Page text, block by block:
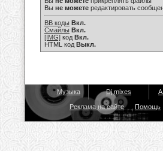
Вы не можете редактировать
BB коды Вкл.
Смайлы Вкл.
[IMG] код Вкл.
HTML код Выкл.
Музыка Dj mixes
Реклама на сайте Помощь